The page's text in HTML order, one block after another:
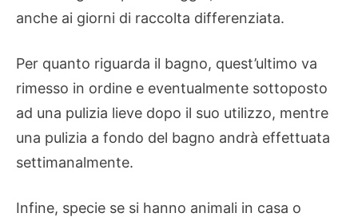
anche ai giorni di raccolta differenziata.
Per quanto riguarda il bagno, quest’ultimo va
rimesso in ordine e eventualmente sottoposto
ad una pulizia lieve dopo il suo utilizzo, mentre
una pulizia a fondo del bagno andrà effettuata
settimanalmente.
Infine, specie se si hanno animali in casa o